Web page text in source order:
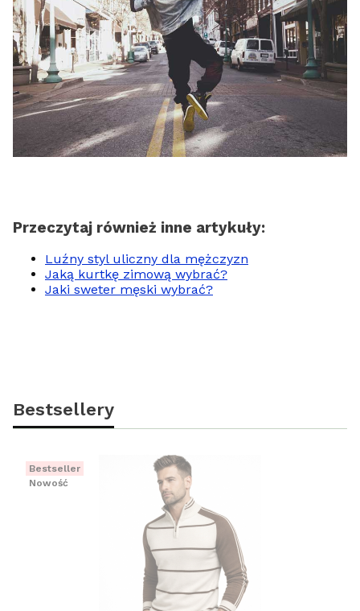
Przeczytaj również inne artykuły:
Luźny styl uliczny dla mężczyzn
Jaką kurtkę zimową wybrać?
Jaki sweter męski wybrać?
Bestsellery
Bestseller
Nowość